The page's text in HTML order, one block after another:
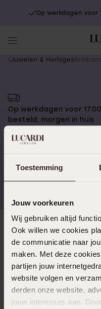
Toestemming
Jouw voorkeuren
Wij gebruiken altijd
Ook willen we cookies
de communicatie naar
maken. Met deze
partijen jouw
website volgen en
derden onze website,
jouw interesses aan.
Op werkdagen voor
You
Juwelen & Horloges
Op werkdagen voor 17.00
besteld, morgen in huis
Gratis verzending vanaf
€49
Direct naar
Over Lucardi
Klantendienst